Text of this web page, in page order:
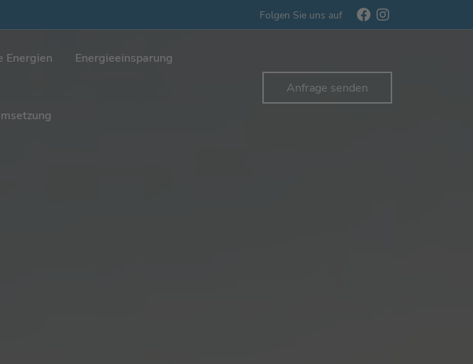
Folgen Sie uns auf
Energien Energieeinsparung
Anfrage senden